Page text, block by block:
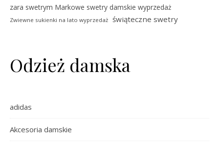
zara swetrym Markowe swetry damskie wyprzedaż
Zwiewne sukienki na lato wyprzedaż świąteczne swetry
Odzież damska
adidas
Akcesoria damskie